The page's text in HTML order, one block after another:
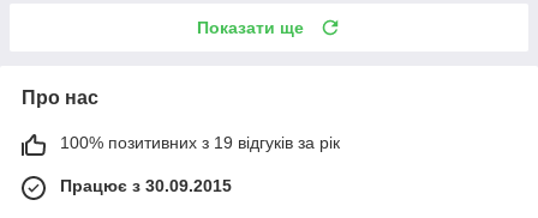
Показати ще
Про нас
100% позитивних з 19 відгуків за рік
Працює з 30.09.2015